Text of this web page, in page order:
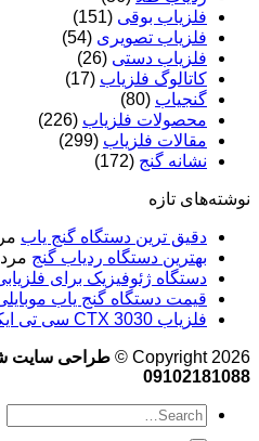
فلزیاب بوقی (151)
فلزیاب تصویری (54)
فلزیاب دستی (26)
کاتالوگ فلزیاب (17)
گنجیاب (80)
محصولات فلزیاب (226)
مقالات فلزیاب (299)
نشانه گنج (172)
نوشته‌های تازه
دقیق ترین دستگاه گنج یاب
بهترین دستگاه ردیاب گنج مرداد
دستگاه ژئوفیزیک برای
قیمت دستگاه گنج یاب
فلزیاب CTX 3030 سی تی ایکس 3030
Copyright 2026 ©
طراحی سایت
09102181088